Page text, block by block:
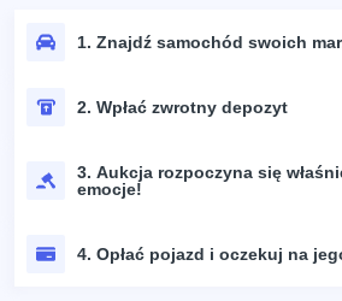
1. Znajdź samochód swoich
2. Wpłać zwrotny depozyt
3. Aukcja rozpoczyna się
emocje!
4. Opłać pojazd i oczekuj na